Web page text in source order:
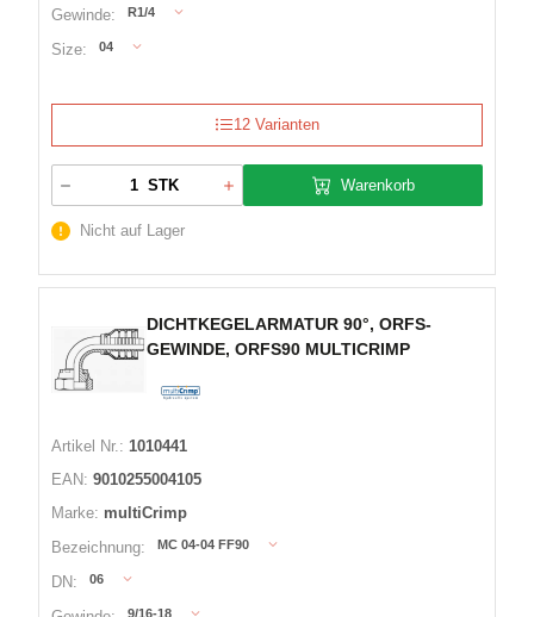
Gewinde: R1/4
Size: 04
12 Varianten
STK Warenkorb
Nicht auf Lager
DICHTKEGELARMATUR 90°, ORFS-
GEWINDE, ORFS90 MULTICRIMP
Artikel Nr.: 1010441
EAN: 9010255004105
Marke: multiCrimp
Bezeichnung:
MC 04-04 FF90
DN: 06
9/16-18